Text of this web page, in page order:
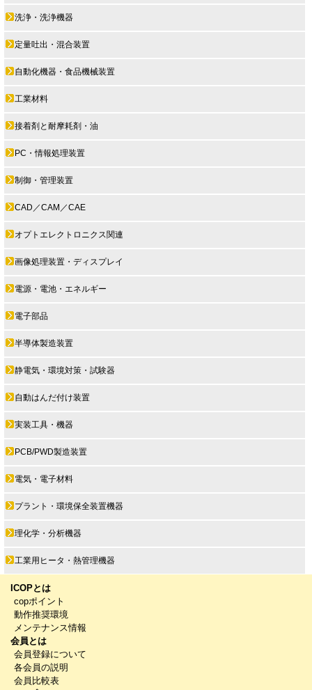
洗浄・洗浄機器
定量吐出・混合装置
自動化機器・食品機械装置
工業材料
接着剤と耐摩耗剤・油
PC・情報処理装置
制御・管理装置
CAD／CAM／CAE
オプトエレクトロニクス関連
画像処理装置・ディスプレイ
電源・電池・エネルギー
電子部品
半導体製造装置
静電気・環境対策・試験器
自動はんだ付け装置
実装工具・機器
PCB/PWD製造装置
電気・電子材料
プラント・環境保全装置機器
理化学・分析機器
工業用ヒータ・熱管理機器
ICOPとは
copポイント
動作推奨環境
メンテナンス情報
会員とは
会員登録について
各会員の説明
会員比較表